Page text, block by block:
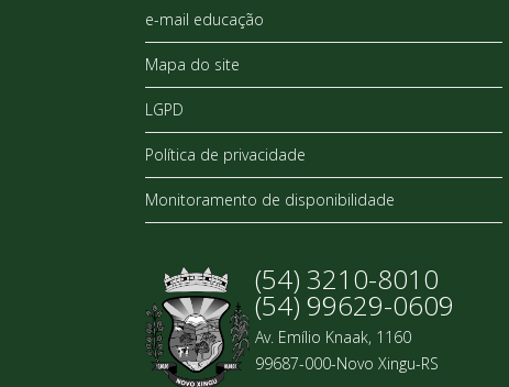
e-mail educação
Mapa do site
LGPD
Política de privacidade
Monitoramento de disponibilidade
(54) 3210-8010
(54) 99629-0609
Av. Emílio Knaak, 1160
99687-000-Novo Xingu-RS